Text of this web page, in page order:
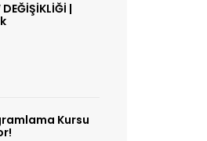
|
Kursu